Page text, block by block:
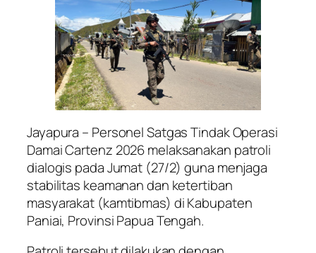
Jayapura – Personel Satgas Tindak Operasi
Damai Cartenz 2026 melaksanakan patroli
dialogis pada Jumat (27/2) guna menjaga
stabilitas keamanan dan ketertiban
masyarakat (kamtibmas) di Kabupaten
Paniai, Provinsi Papua Tengah.